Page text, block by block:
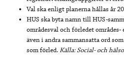
Val ska enligt planerna hållas år
HUS ska byta namn till HUS-
områdesval och förledet
även i andra sammansatta ord
som förled.Källa: Social- och